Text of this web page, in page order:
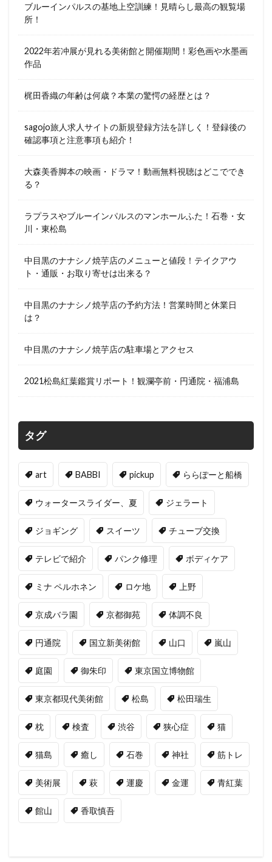
ブルーインパルスの基地上空訓練！見晴らし最高の観覧場
所！
2022年若冲展が見れる美術館と開催期間！彩色画や水墨画
作品
梶田香織の年齢は何歳？本業の驚愕の経歴とは？
sagojo旅人求人サイトの新規登録方法を詳しく！登録後の
確認事項と注意事項も紹介！
大森美香脚本の映画・ドラマ！動画無料視聴はどこででき
る？
ラプラスやブルーインパルスのマンホールふた！石巻・女
川・東松島
中目黒のナナシノ焼芋店のメニューと値段！テイクアウ
ト・通販・お取り寄せは出来る？
中目黒のナナシノ焼芋店の予約方法！営業時間と休業日
は？
中目黒のナナシノ焼芋店の駐車場とアクセス
2021松島紅葉鑑賞リポート！観瀾亭前・円通院・福浦島
タグ
art BABBI pickup ららぽーと船橋
ウォータースライダー、夏 ジェラート
ジョギング スイーツ チューブ交換
テレビで紹介 パンク修理 ボディケア
ミナ ペルホネン ロケ地 上野
京成バラ園 京都御苑 体調不良
円通院 国立新美術館 山口 嵐山
庭園 御朱印 東京国立博物館
東京都現代美術館 松島 松田瑞生
枕 検査 渋谷 狭心症 猫
猫島 癒し 石巻 神社 筋トレ
美術展 萩 運慶 金運 青紅葉
館山 香取慎吾